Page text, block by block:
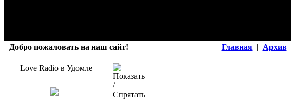
Добро пожаловать на наш сайт! Главная | Архив
Love Radio в Удомле